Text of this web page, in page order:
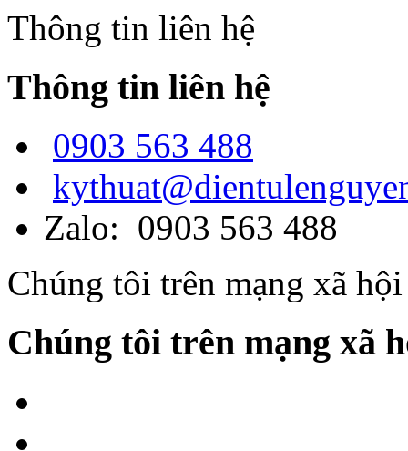
Thông tin liên hệ
Thông tin liên hệ
0903 563 488
Zalo: 0903 563 488
Chúng tôi trên mạng xã hội
Chúng tôi trên mạng xã